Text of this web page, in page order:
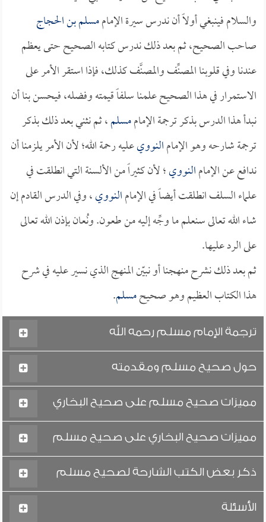
والسلام فينبغي أولاً أن ندرس سيرة الإماممسلم بن الحجاج
صاحب الصحيح، ثم بعد ذلك ندرس كتابه الصحيح حتى يعظم
عندنا وفي قلوبنا المصنِّف والمصنَّف كذلك، فإذا استقر الأمر على
الاستمرار في هذا الصحيح علمنا سلفاً قيمته وفضله، فيحسن بنا أن
نبدأ هذا الدرس بذكر ترجمة الإماممسلم، ثم نثني بعد ذلك بذكر
ترجمة شارحه وهو الإمامالنوويعليه رحمة الله؛ لأن الأمر يلزمنا أن
ندافع عن الإمامالنووي؛ لأن كثيراً من الألسنة التي انطلقت في
علماء السلف انطلقت أيضاً في الإمامالنووي، وفي الدرس القادم إن
شاء الله تعالى سنعلم ما وجِّه إليه من طعون. ونُعان بإذن الله تعالى
على الرد عليها.
ثم بعد ذلك نشرح منهجنا أو نبيّن المنهج الذي نسير عليه في شرح
هذا الكتاب العظيم وهو صحيحمسلم.
ترجمة الإمام مسلم رحمه الله
حول صحيح مسلم ومقدمته
مميزات صحيح مسلم على صحيح البخاري
مميزات صحيح البخاري على صحيح مسلم
ذكر بعض الكتب الشارحة لصحيح مسلم
الأسئلة